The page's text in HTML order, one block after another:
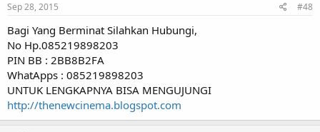
Sep 28, 2015 #48
Bagi Yang Berminat Silahkan Hubungi,
No Hp.085219898203
PIN BB : 2BB8B2FA
WhatApps : 085219898203
UNTUK LENGKAPNYA BISA MENGUJUNGI
http://thenewcinema.blogspot.com